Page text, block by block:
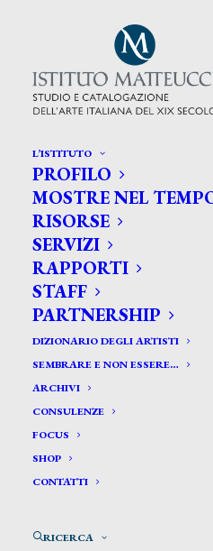
L’ISTITUTO
PROFILO
MOSTRE NEL
RISORSE
SERVIZI
RAPPORTI
STAFF
PARTNERSHIP
DIZIONARIO DEGLI ARTISTI
SEMBRARE E NON ESSERE…
ARCHIVI
CONSULENZE
FOCUS
SHOP
CONTATTI
RICERCA
CERCA TRA GLI
Search
for:
Soldaticz Giorgio